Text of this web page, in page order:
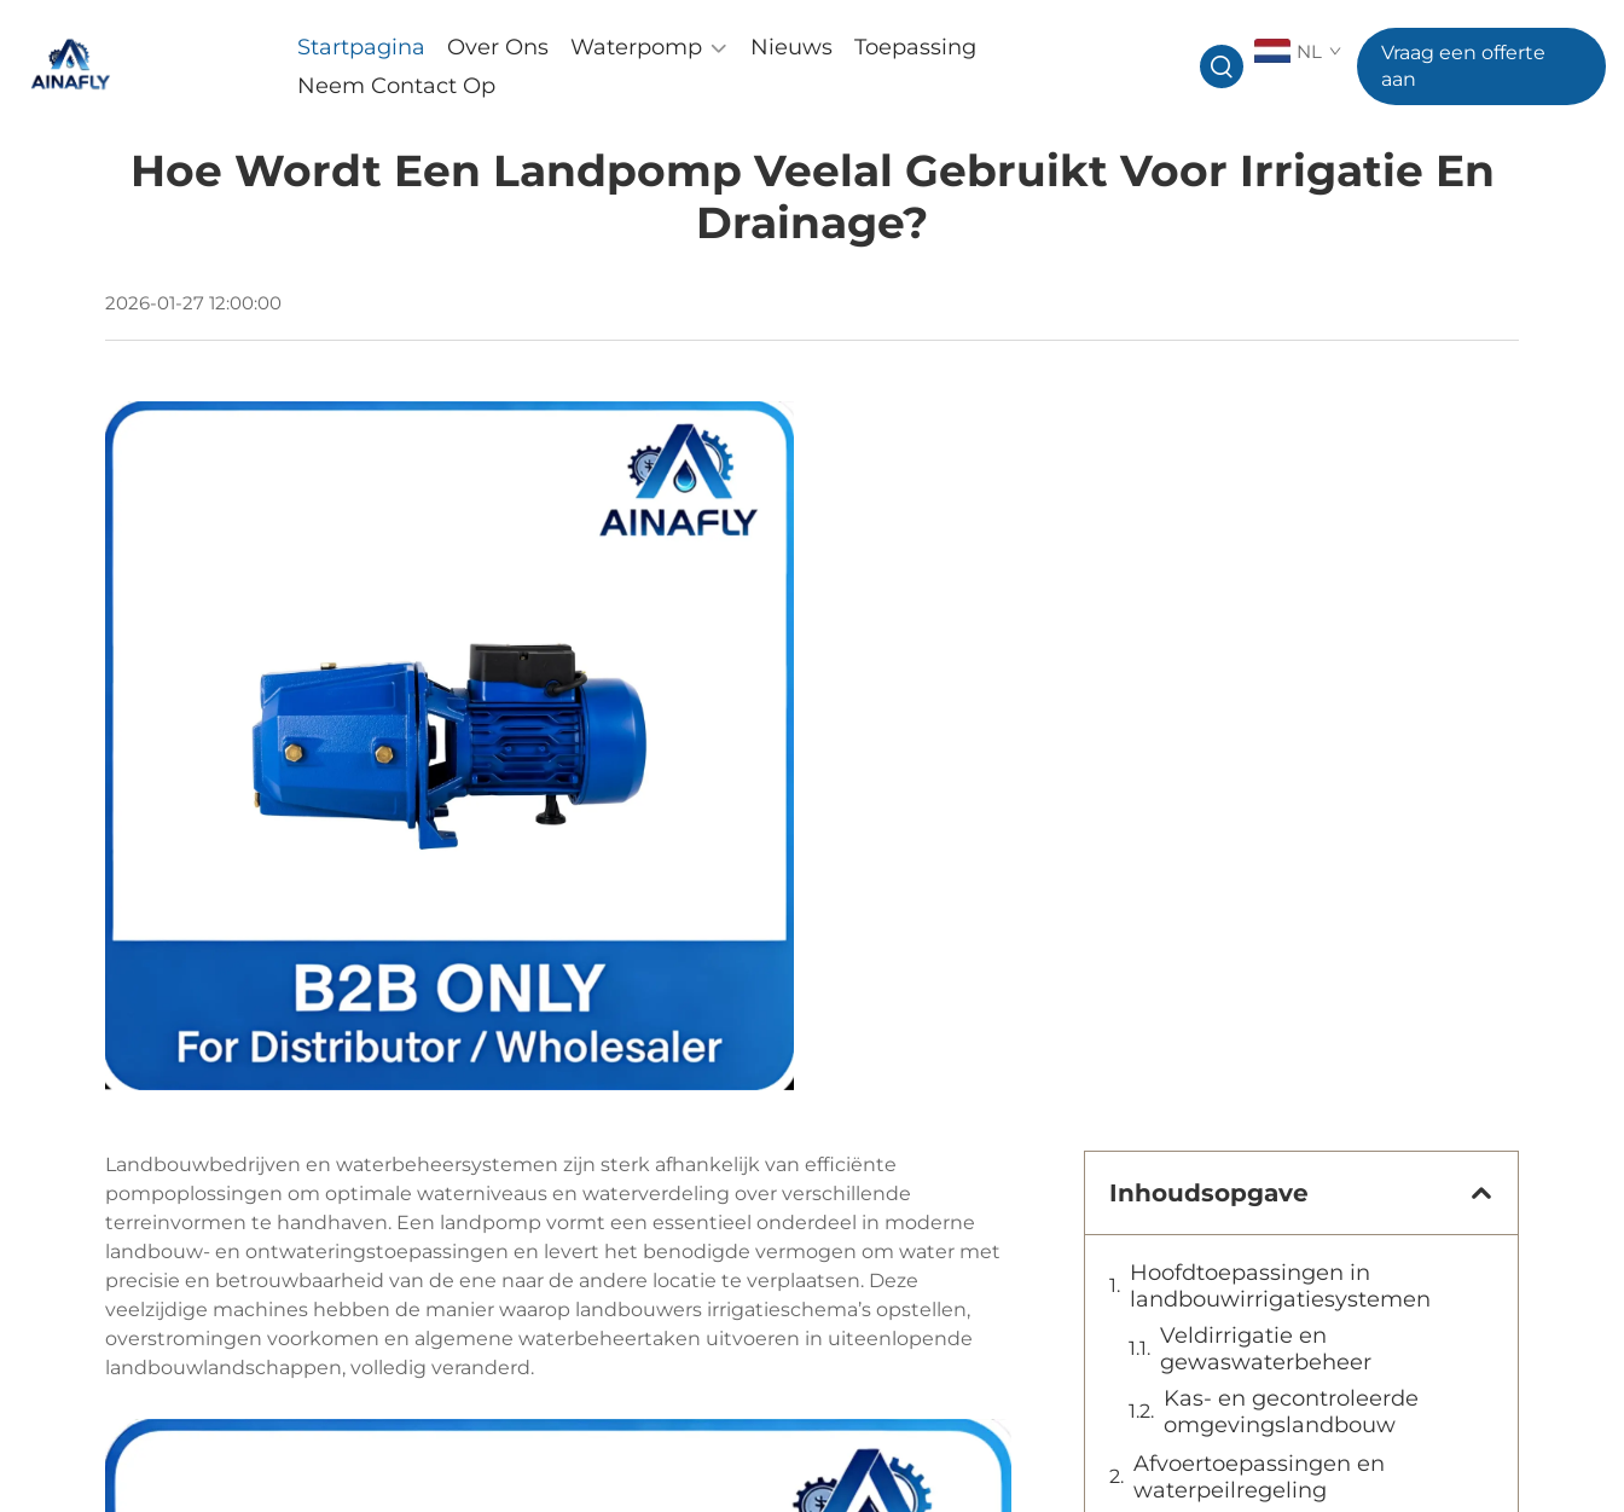
Startpagina Over Ons Waterpomp Nieuws
Toepassing
Neem Contact Op
NL
Vraag een offerte
aan
Hoe Wordt Een Landpomp Veelal Gebruikt Voor Irrigatie En
Drainage?
2026-01-27 12:00:00
Landbouwbedrijven en waterbeheersystemen zijn sterk afhankelijk van efficiënte
pompoplossingen om optimale waterniveaus en waterverdeling over verschillende
terreinvormen te handhaven. Een landpomp vormt een essentieel onderdeel in moderne
landbouw- en ontwateringstoepassingen en levert het benodigde vermogen om water met
precisie en betrouwbaarheid van de ene naar de andere locatie te verplaatsen. Deze
veelzijdige machines hebben de manier waarop landbouwers irrigatieschema’s opstellen,
overstromingen voorkomen en algemene waterbeheertaken uitvoeren in uiteenlopende
landbouwlandschappen, volledig veranderd.
Inhoudsopgave
Hoofdtoepassingen in
landbouwirrigatiesystemen
Veldirrigatie en
gewaswaterbeheer
Kas- en gecontroleerde
omgevingslandbouw
Afvoertoepassingen en
waterpeilregeling